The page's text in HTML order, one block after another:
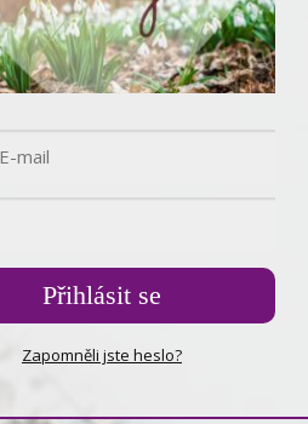
Přihlásit se
Zapomněli jste heslo?